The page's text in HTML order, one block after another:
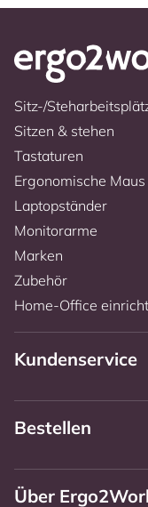
Sitz-/
Sitzen & stehen
Tastaturen
Ergonomische Maus
Laptopständer
Monitorarme
Marken
Zubehör
Home-Office
Kundenservice
Bestellen
Über